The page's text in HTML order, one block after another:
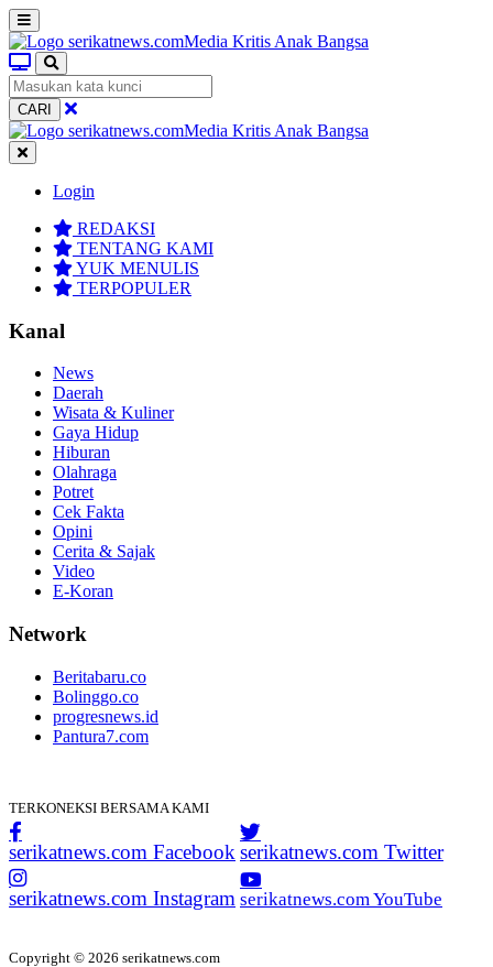
CARI
Login
REDAKSI
TENTANG KAMI
YUK MENULIS
TERPOPULER
Kanal
News
Daerah
Wisata & Kuliner
Gaya Hidup
Hiburan
Olahraga
Potret
Cek Fakta
Opini
Cerita & Sajak
Video
E-Koran
Network
Beritabaru.co
Bolinggo.co
progresnews.id
Pantura7.com
TERKONEKSI BERSAMA KAMI
serikatnews.com Facebook serikatnews.com Twitter
serikatnews.com Instagram serikatnews.com YouTube
Copyright © 2026 serikatnews.com